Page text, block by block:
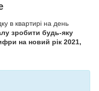
в квартирі на день
зробити будь-яку
на новий рік 2021,